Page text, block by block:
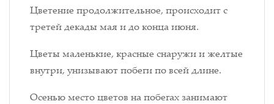
Цветение продолжительное, происходит с
третей декады мая и до конца июня.
Цветы маленькие, красные снаружи и желтые
внутри, унизывают побеги по всей длине.
Осенью место цветов на побегах занимают